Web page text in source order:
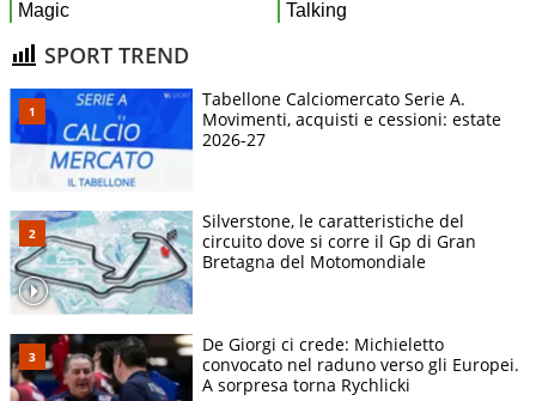
SPORT TREND
Tabellone Calciomercato Serie A.
Movimenti, acquisti e cessioni: estate
2026-27
Silverstone, le caratteristiche del
circuito dove si corre il Gp di Gran
Bretagna del Motomondiale
De Giorgi ci crede: Michieletto
convocato nel raduno verso gli Europei.
A sorpresa torna Rychlicki